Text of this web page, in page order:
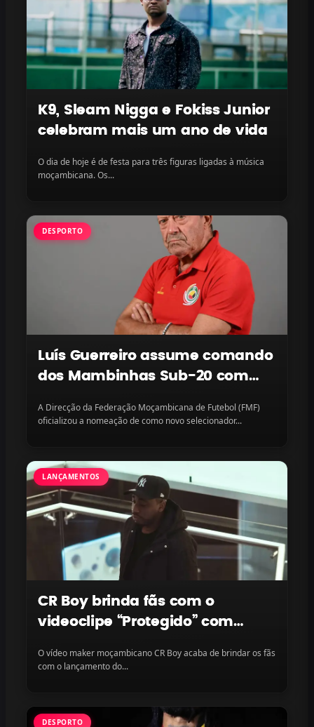
K9, Sleam Nigga e Fokiss Junior
celebram mais um ano de vida
O dia de hoje é de festa para três figuras ligadas à música
moçambicana. Os...
DESPORTO
Luís Guerreiro assume comando
dos Mambinhas Sub-20 com
A Direcção da Federação Moçambicana de Futebol (FMF)
oficializou a nomeação de como novo selecionador...
LANÇAMENTOS
CR Boy brinda fãs com o
videoclipe “Protegido” com
na plataforma
O vídeo maker moçambicano CR Boy acaba de brindar os fãs
com o lançamento do...
DESPORTO